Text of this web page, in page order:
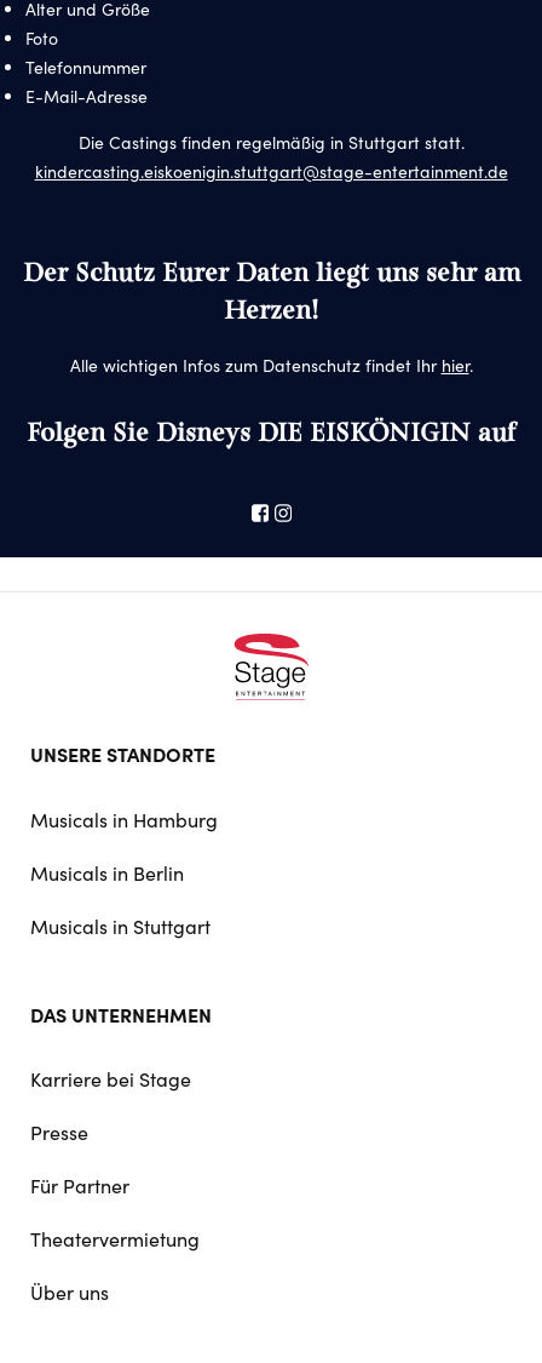
Alter und Größe
Foto
Telefonnummer
E-Mail-Adresse
Die Castings finden regelmäßig in Stuttgart statt.
kindercasting.eiskoenigin.stuttgart@stage-entertainment.de
Der Schutz Eurer Daten liegt uns sehr am
Herzen!
Alle wichtigen Infos zum Datenschutz findet Ihr hier.
Folgen Sie Disneys DIE EISKÖNIGIN auf
UNSERE STANDORTE
Musicals in Hamburg
Musicals in Berlin
Musicals in Stuttgart
DAS UNTERNEHMEN
Karriere bei Stage
Presse
Für Partner
Theatervermietung
Über uns